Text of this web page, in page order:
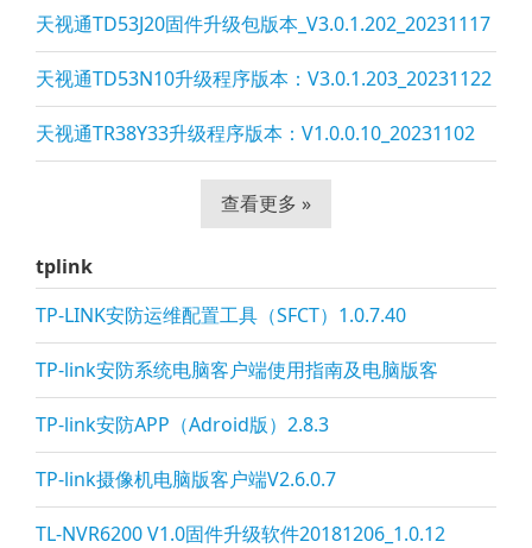
天视通TD53J20固件升级包版本_V3.0.1.202_20231117
天视通TD53N10升级程序版本：V3.0.1.203_20231122
天视通TR38Y33升级程序版本：V1.0.0.10_20231102
查看更多 »
tplink
TP-LINK安防运维配置工具（SFCT）1.0.7.40
TP-link安防系统电脑客户端使用指南及电脑版客
TP-link安防APP（Adroid版）2.8.3
TP-link摄像机电脑版客户端V2.6.0.7
TL-NVR6200 V1.0固件升级软件20181206_1.0.12